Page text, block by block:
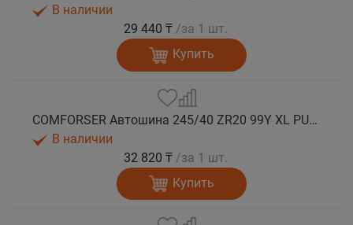
В наличии
29 440 ₸ /за 1 шт.
Купить
COMFORSER Автошина 245/40 ZR20 99Y XL PURESPEED лето
В наличии
32 820 ₸ /за 1 шт.
Купить